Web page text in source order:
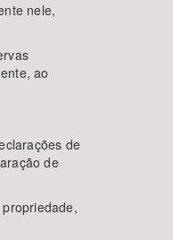
nele,
ao
de
de